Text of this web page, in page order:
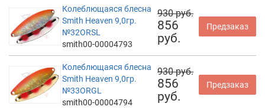
Колеблющаяся блесна
Smith Heaven 9,0гр.
№32ORSL
smith00-00004793
930 руб.
856
руб.
Предзаказ
Колеблющаяся блесна
Smith Heaven 9,0гр.
№33ORGL
smith00-00004794
930 руб.
856
руб.
Предзаказ